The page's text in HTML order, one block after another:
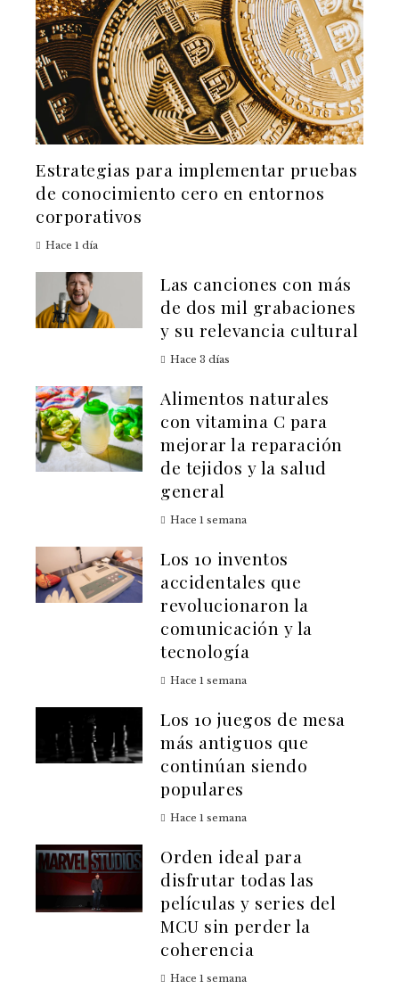
Estrategias para implementar pruebas
de conocimiento cero en entornos
corporativos
Hace 1 día
Las canciones con más
de dos mil grabaciones
y su relevancia cultural
Hace 3 días
Alimentos naturales
con vitamina C para
mejorar la reparación
de tejidos y la salud
general
Hace 1 semana
Los 10 inventos
accidentales que
revolucionaron la
comunicación y la
tecnología
Hace 1 semana
Los 10 juegos de mesa
más antiguos que
continúan siendo
populares
Hace 1 semana
Orden ideal para
disfrutar todas las
películas y series del
MCU sin perder la
coherencia
Hace 1 semana